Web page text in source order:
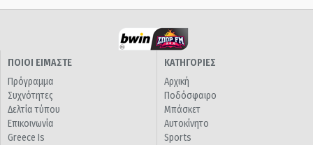
ΠΟΙΟΙ ΕΙΜΑΣΤΕ
Πρόγραμμα
Συχνότητες
Δελτία τύπου
Επικοινωνία
Greece Is
ΚΑΤΗΓΟΡΙΕΣ
Αρχική
Ποδόσφαιρο
Μπάσκετ
Αυτοκίνητο
Sports